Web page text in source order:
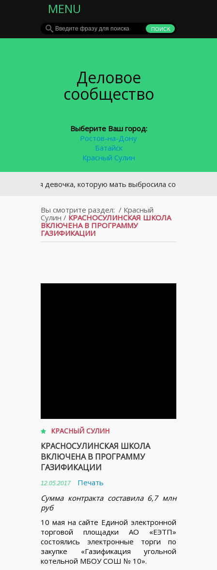
MENU
Деловое
сообщество
Выберите Ваш город:
Ростов-на-Дону
Батайск
Красный Сулин
девочка, которую мать выбросила со второго этажа
Вы смотрите раздел: / Красный
Сулин / КРАСНОСУЛИНСКАЯ ШКОЛА
ВКЛЮЧЕНА В ПРОГРАММУ
ГАЗИФИКАЦИИ
КРАСНЫЙ СУЛИН
КРАСНОСУЛИНСКАЯ ШКОЛА
ВКЛЮЧЕНА В ПРОГРАММУ
ГАЗИФИКАЦИИ
12.05.2017
Печать
Сумма контракта составила 6,7 млн
руб
10 мая на сайте Единой электронной
торговой площадки АО «ЕЭТП»
состоялись электронные торги по
закупке «Газификация угольной
котельной МБОУ СОШ № 10».